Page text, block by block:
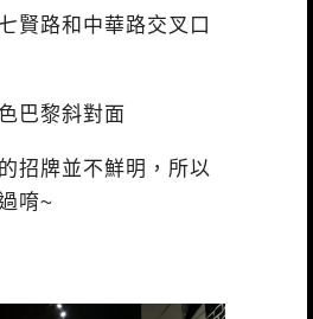
賢路和中華路交叉口
巴黎斜對面
招牌並不鮮明，所以
唷~